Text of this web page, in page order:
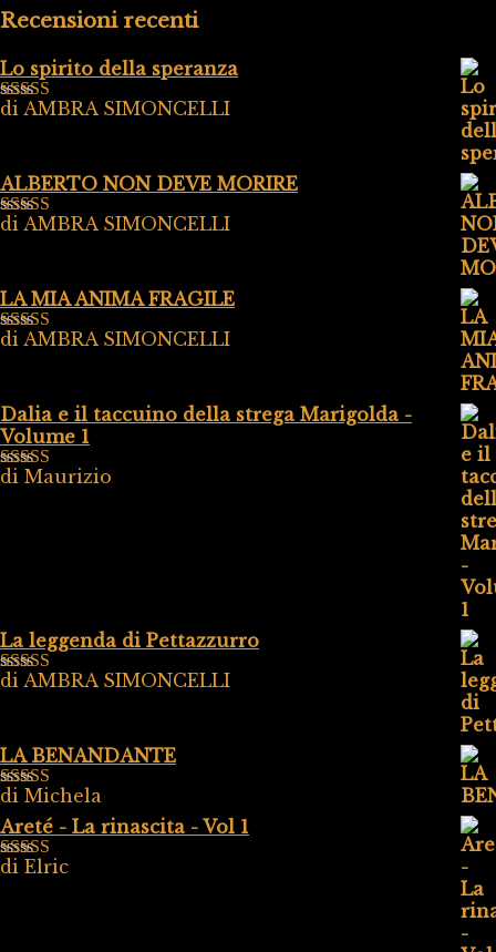
Recensioni recenti
Lo spirito della speranza
Valutato5su
di AMBRA SIMONCELLI
ALBERTO NON DEVE MORIRE
Valutato5su
di AMBRA SIMONCELLI
LA MIA ANIMA FRAGILE
Valutato5su
di AMBRA SIMONCELLI
Dalia e il taccuino della strega Marigolda -
Volume 1
Valutato4
di Maurizio
La leggenda di Pettazzurro
Valutato5su
di AMBRA SIMONCELLI
LA BENANDANTE
Valutato5su
5
di Michela
Areté - La rinascita - Vol 1
Valutato5
di Elric